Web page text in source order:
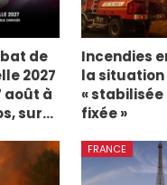
de
2027
août à
sur…
Incendies
la
«
fixée »
FRANCE